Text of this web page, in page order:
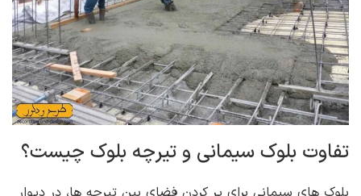
تفاوت بلوک سیمانی و تیرچه بلوک چیست؟